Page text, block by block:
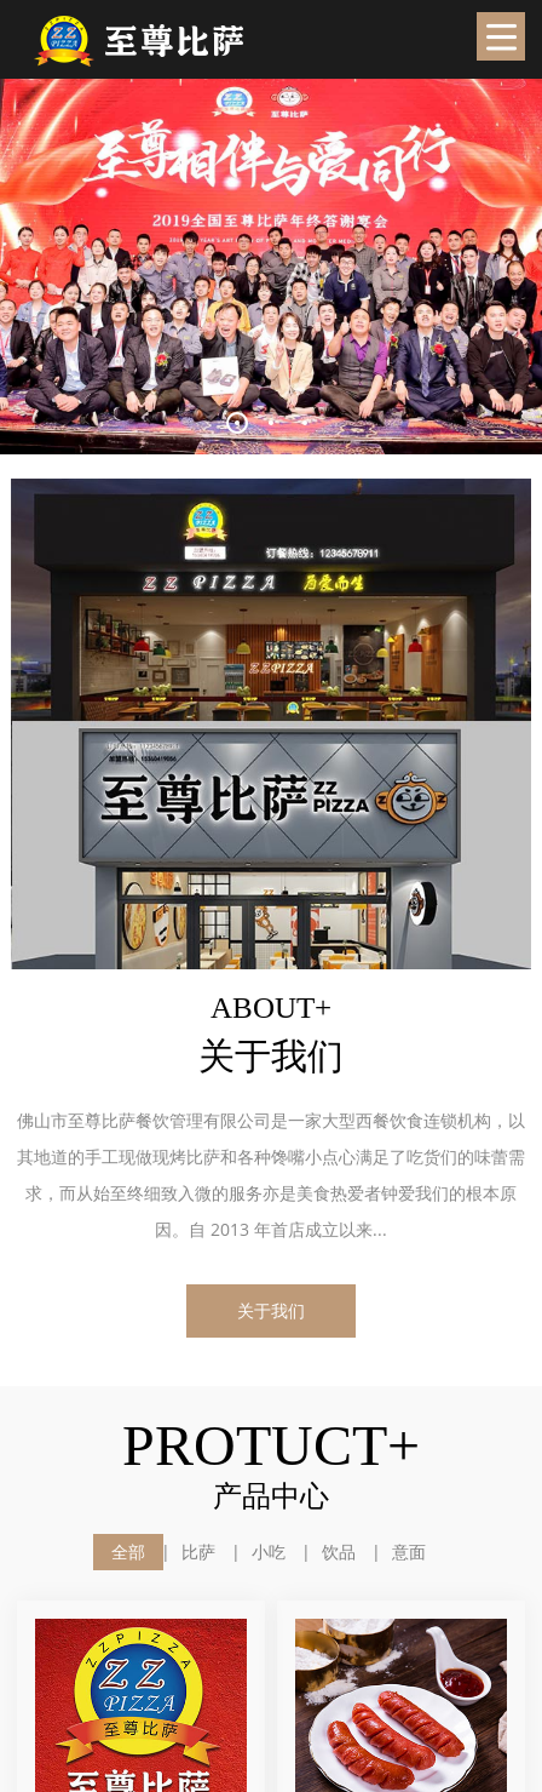
ABOUT+
关于我们
佛山市至尊比萨餐饮管理有限公司是一家大型西餐饮食连锁机构，以
其地道的手工现做现烤比萨和各种馋嘴小点心满足了吃货们的味蕾需
求，而从始至终细致入微的服务亦是美食热爱者钟爱我们的根本原
因。自 2013 年首店成立以来...
关于我们
PROTUCT+
产品中心
全部 比萨 小吃 饮品 意面